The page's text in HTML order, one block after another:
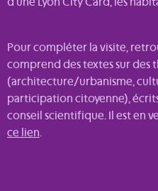
Pour compléter la visite,
comprend des textes sur des
(architecture/urbanisme,
participation citoyenne),
conseil scientifique. Il est en
ce lien